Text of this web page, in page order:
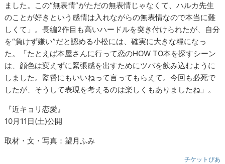
ました。この“無表情”がただの無表情じゃなくて、ハルカ先生
のことが好きという感情は入れながらの無表情なので本当に難
しくて」。長編2作目も高いハードルを突き付けられたが、自分
を“負けず嫌い”だと認める小松には、確実に大きな糧になっ
た。「たとえば本屋さんに行って恋のHOW TO本を探すシーン
は、顔色は変えずに緊張感を出すためにツバを飲み込むように
しました。監督にもいいねって言ってもらえて。今回も必死で
したが、そうして表現を考えるのは楽しくもありましたね」。
『近キョリ恋愛』
10月11日(土)公開
取材・文・写真：望月ふみ
チケットぴあ